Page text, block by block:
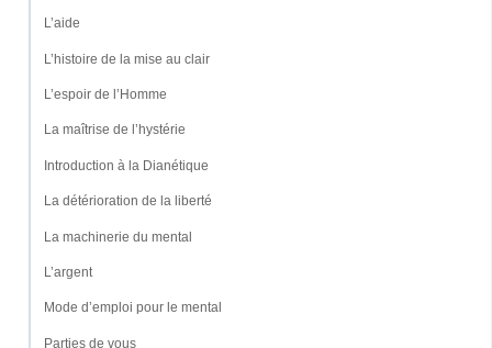
L’aide
L’histoire de la mise au clair
L’espoir de l’Homme
La maîtrise de l’hystérie
Introduction à la Dianétique
La détérioration de la liberté
La machinerie du mental
L’argent
Mode d’emploi pour le mental
Parties de vous